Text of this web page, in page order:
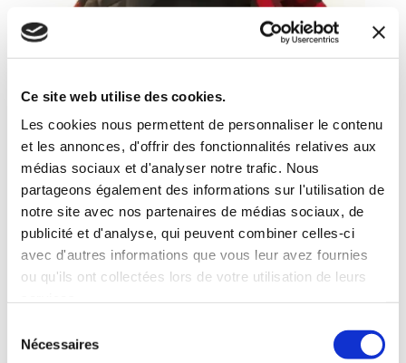
Ce site web utilise des cookies.
Les cookies nous permettent de personnaliser le contenu
et les annonces, d'offrir des fonctionnalités relatives aux
médias sociaux et d'analyser notre trafic. Nous
partageons également des informations sur l'utilisation de
notre site avec nos partenaires de médias sociaux, de
publicité et d'analyse, qui peuvent combiner celles-ci
avec d'autres informations que vous leur avez fournies
ou qu'ils ont collectées lors de votre utilisation de leurs
Nécessaires
doublée Fan Club